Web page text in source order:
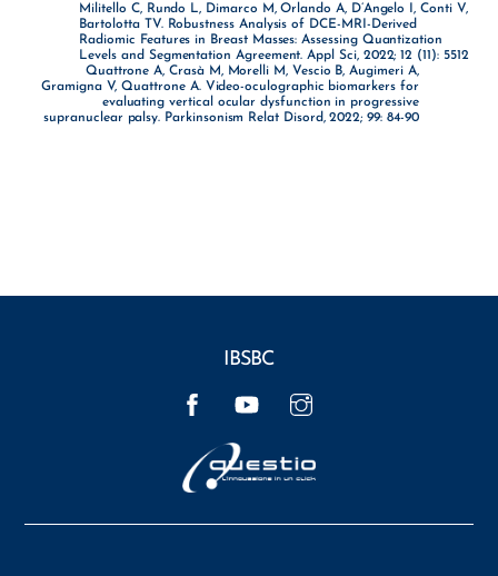
Militello C, Rundo L, Dimarco M, Orlando A, D’Angelo I, Conti V,
Bartolotta TV. Robustness Analysis of DCE-MRI-Derived
Radiomic Features in Breast Masses: Assessing Quantization
Levels and Segmentation Agreement. Appl Sci, 2022; 12 (11): 5512
Quattrone A, Crasà M, Morelli M, Vescio B, Augimeri A,
Gramigna V, Quattrone A. Video-oculographic biomarkers for
evaluating vertical ocular dysfunction in progressive
supranuclear palsy. Parkinsonism Relat Disord, 2022; 99: 84-90
IBSBC